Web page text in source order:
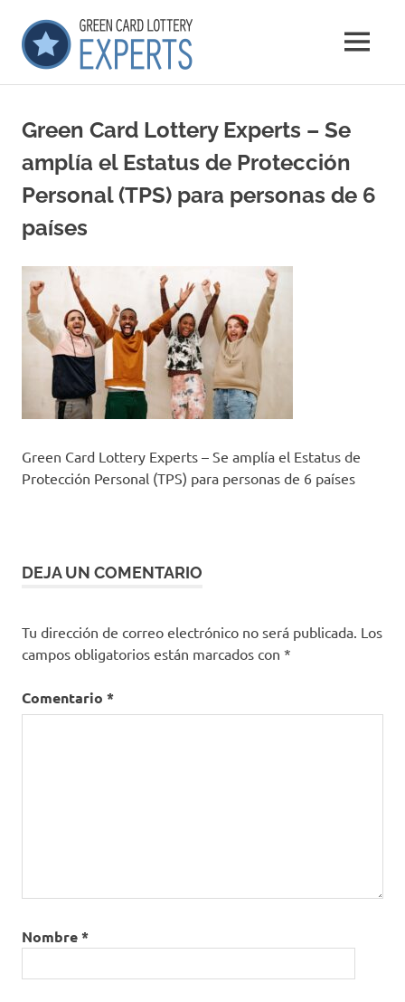
contenido
GCLExperts
Experts
MENÚ
Green Card Lottery Experts – Se
amplía el Estatus de Protección
Personal (TPS) para personas de 6
países
Green Card Lottery Experts – Se amplía el Estatus de
Protección Personal (TPS) para personas de 6 países
DEJA UN COMENTARIO
Tu dirección de correo electrónico no será publicada. Los
campos obligatorios están marcados con *
Comentario *
Nombre*